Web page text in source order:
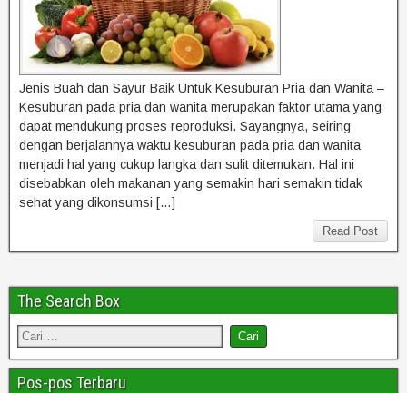
Jenis Buah dan Sayur Baik Untuk Kesuburan Pria dan Wanita –
Kesuburan pada pria dan wanita merupakan faktor utama yang
dapat mendukung proses reproduksi. Sayangnya, seiring
dengan berjalannya waktu kesuburan pada pria dan wanita
menjadi hal yang cukup langka dan sulit ditemukan. Hal ini
disebabkan oleh makanan yang semakin hari semakin tidak
sehat yang dikonsumsi […]
Read Post
The Search Box
Pos-pos Terbaru